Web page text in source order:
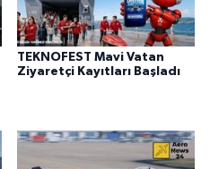
TEKNOFEST Mavi Vatan
Ziyaretçi Kayıtları Başladı